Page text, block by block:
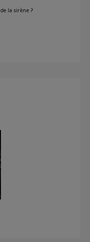
la sirène ?